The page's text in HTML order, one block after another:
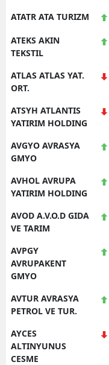
ATATR ATA TURIZM
ATEKS AKIN
TEKSTIL
ATLAS ATLAS YAT.
ORT.
ATSYH ATLANTIS
YATIRIM HOLDING
AVGYO AVRASYA
GMYO
AVHOL AVRUPA
YATIRIM HOLDING
AVOD A.V.O.D GIDA
VE TARIM
AVPGY
AVRUPAKENT
GMYO
AVTUR AVRASYA
PETROL VE TUR.
AYCES
ALTINYUNUS
CESME